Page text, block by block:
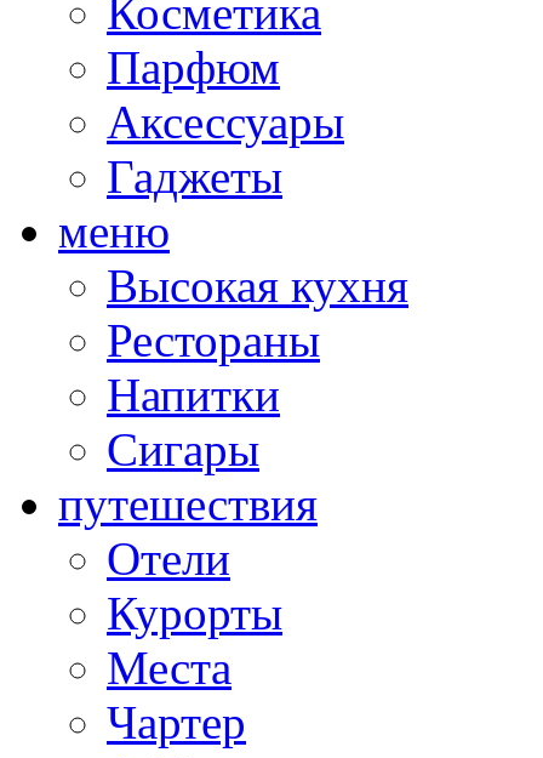
Косметика
Парфюм
Аксессуары
Гаджеты
меню
Высокая кухня
Рестораны
Напитки
Сигары
путешествия
Отели
Курорты
Места
Чартер